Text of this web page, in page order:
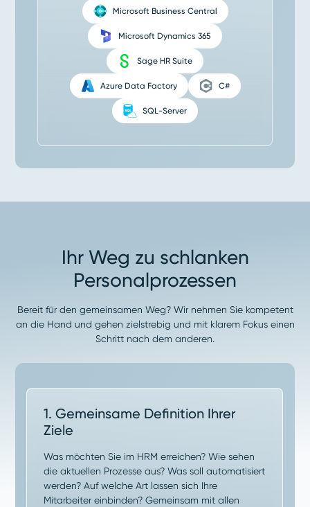
Microsoft Business Central
Microsoft Dynamics 365
Sage HR Suite
Azure Data Factory C#
SQL-Server
Ihr Weg zu schlanken
Personalprozessen
Bereit für den gemeinsamen Weg? Wir nehmen Sie kompetent
an die Hand und gehen zielstrebig und mit klarem Fokus einen
Schritt nach dem anderen.
1. Gemeinsame Definition Ihrer
Ziele
Was möchten Sie im HRM erreichen? Wie sehen
die aktuellen Prozesse aus? Was soll automatisiert
werden? Auf welche Art lassen sich Ihre
Mitarbeiter einbinden? Gemeinsam mit allen